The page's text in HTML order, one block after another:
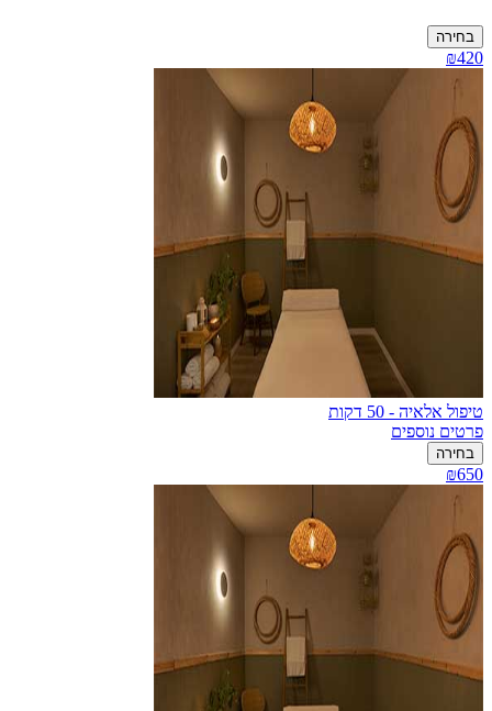
בחירה
₪420
טיפול אלאיה - 50 דקות
פרטים נוספים
בחירה
₪650